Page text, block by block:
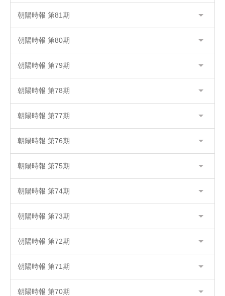
朝陽時報 第81期
朝陽時報 第80期
朝陽時報 第79期
朝陽時報 第78期
朝陽時報 第77期
朝陽時報 第76期
朝陽時報 第75期
朝陽時報 第74期
朝陽時報 第73期
朝陽時報 第72期
朝陽時報 第71期
朝陽時報 第70期